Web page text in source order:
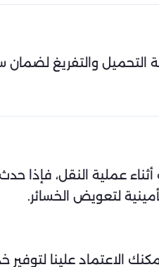
التحميل والتفريغ لضمان
عملية النقل، فإذا
لتعويض الخسائر.
الاعتماد علينا لتوفير